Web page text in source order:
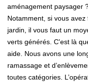
aménagement paysager
Notamment, si vous
jardin, il vous faut un
verts générés. C'est là
aide. Nous avons une
ramassage et
toutes catégories.